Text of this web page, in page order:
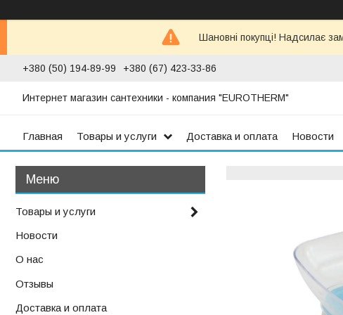
Шановні покупці! Надсилає
+380 (50) 194-89-99 +380 (67) 423-33-86
Интернет магазин сантехники - компания "EUROTHERM"
Главная Товары и услуги Доставка и оплата Новости
Товары и услуги
Новости
О нас
Отзывы
Доставка и оплата